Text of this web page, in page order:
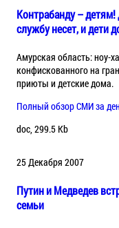
Контрабанду –
службу несет, и дети
Амурская область: ноу-
конфискованного на
приюты и детские дома.
Полный обзор СМИ за
doc, 299.5 Kb
25 Декабря 2007
Путин и Медведев
семьи